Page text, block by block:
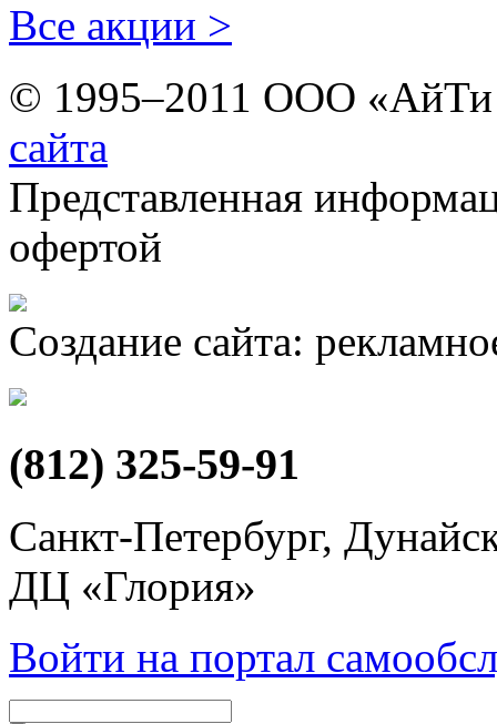
Все акции >
© 1995–2011 ООО «АйТи
сайта
Представленная
офертой
Создание сайта:
(812) 325-59-91
Санкт-Петербург,
ДЦ «Глория»
Войти на портал